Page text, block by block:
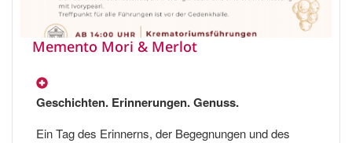
Memento Mori & Merlot
Geschichten. Erinnerungen. Genuss.
Ein Tag des Erinnerns, der Begegnungen und des